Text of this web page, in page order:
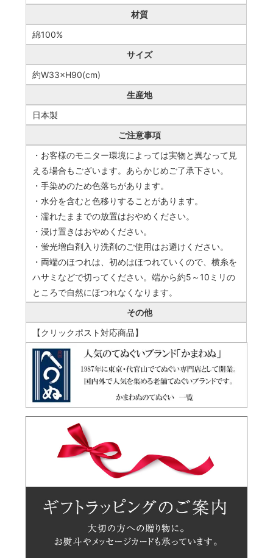
材質
綿100%
サイズ
約W33×H90(cm)
生産地
日本製
ご注意事項
・お客様のモニター環境によっては実物と異なって見
える場合もございます。あらかじめご了承下さい。
・手染めのため色落ちがあります。
・水分を含むと色移りすることがあります。
・濡れたままでの放置はおやめください。
・浸け置きはおやめください。
・蛍光増白剤入り洗剤のご使用はお避けください。
・両端のほつれは、初めはほつれていくので、横糸を
ハサミなどで切ってください。端から約5～10ミリの
ところで自然にほつれなくなります。
その他
【クリックポスト対応商品】